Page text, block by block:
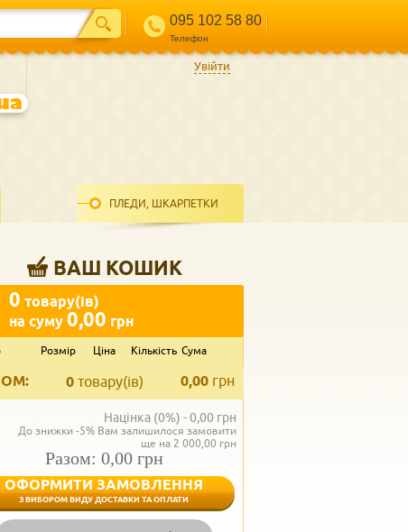
095 102 58 80
Телефон
ПЛЕДИ, ШКАРПЕТКИ
Увійти
ВАШ КОШИК
0 товару(ів)
на суму0,00 грн
Розмір Ціна Кількість Сума
0,00 грн
0 товару(ів)
Націнка (0%) -0,00 грн
До знижки -5% Вам залишилося замовити
ще на 2 000,00 грн
Разом: 0,00 грн
ОФОРМИТИ ЗАМОВЛЕННЯ
З ВИБОРОМ ВИДУ ДОСТАВКИ ТА ОПЛАТИ